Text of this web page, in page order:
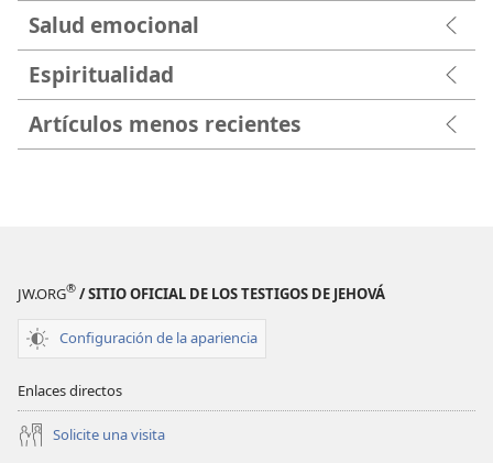
Salud emocional
Espiritualidad
Artículos menos recientes
JW.ORG® / SITIO OFICIAL DE LOS TESTIGOS DE JEHOVÁ
Configuración de la apariencia
Enlaces directos
Solicite una visita